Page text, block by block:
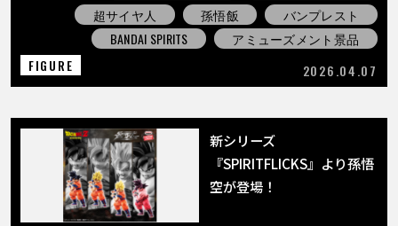
超サイヤ人
孫悟飯
バンプレスト
BANDAI SPIRITS
アミューズメント景品
FIGURE
2026.04.07
新シリーズ
『SPIRITFLICKS』より孫悟
空が登場！